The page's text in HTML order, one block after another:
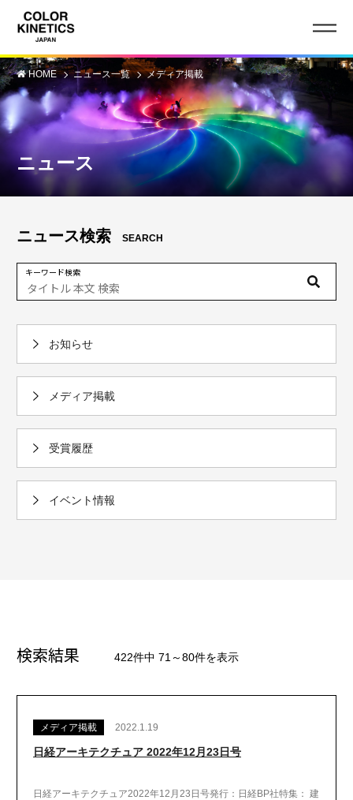
HOME ニュース一覧 メディア掲載
ニュース
ニュース検索 SEARCH
キーワード検索
お知らせ
メディア掲載
受賞履歴
イベント情報
検索結果 422件中 71～80件を表示
メディア掲載 2022.1.19
日経アーキテクチュア 2022年12月23日号
日経アーキテクチュア2022年12月23日号発行：日経BP社特集： 建